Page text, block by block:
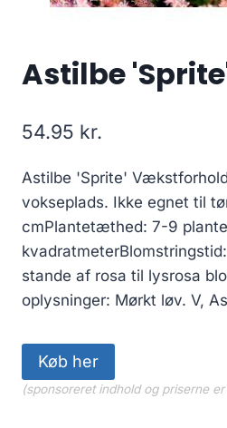
Astilbe
54.95 kr.
Astilbe 'Sprite'
vokseplads. Ikke egnet til
cmPlantetæthed: 7-9
stande af rosa til lysrosa
oplysninger: Mørkt løv. V,
Køb her
(sponsoreret indhold og priserne